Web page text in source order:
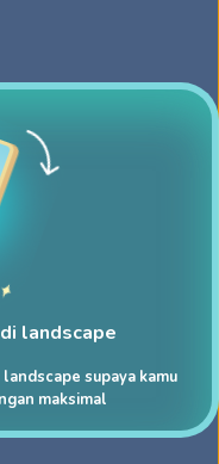
landscape
supaya kamu
maksimal